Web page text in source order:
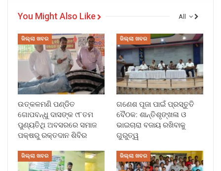
All
You Might Also Like
ଜିଲ୍ଲା ଖବର
ଉତ୍କଳମଣି ପଣ୍ଡିତ
ଗୋପବନ୍ଧୁ ଦାସଙ୍କ ୯୮ତମ
ପୁଣ୍ୟତିଥି ଅବସରରେ ସମାଜ
ପକ୍ଷରୁ ରକ୍ତଦାନ ଶିବିର
ଜିଲ୍ଲା ଖବର
ଗଣେଶ ପୂଜା ପାଇଁ ପ୍ରସ୍ତୁତି
ବୈଠକ: ଶାନ୍ତିଶୃଙ୍ଖଳା ଓ
ଭାଇଚାରା ବଜାୟ ରଖିବାକୁ
ଗୁରୁତ୍ୱ
ଜିଲ୍ଲା ଖବର ଜିଲ୍ଲା ଖବର